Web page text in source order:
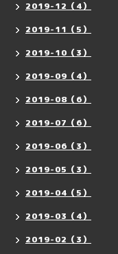
2019-12（4）
2019-11（5）
2019-10（3）
2019-09（4）
2019-08（6）
2019-07（6）
2019-06（3）
2019-05（3）
2019-04（5）
2019-03（4）
2019-02（3）